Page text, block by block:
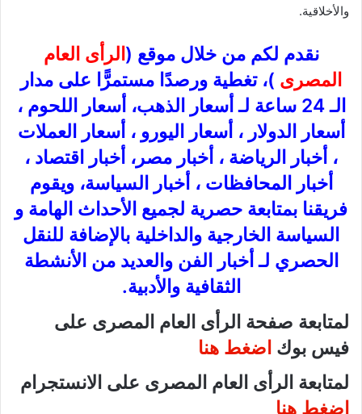
والأخلاقية.
نقدم لكم من خلال موقع ( الرأى العام
المصرى )، تغطية ورصدًا مستمرًّا على مدار
الـ 24 ساعة لـ أسعار الذهب، أسعار اللحوم ،
أسعار الدولار ، أسعار اليورو ، أسعار العملات
، أخبار الرياضة ، أخبار مصر، أخبار اقتصاد ،
أخبار المحافظات ، أخبار السياسة، ويقوم
فريقنا بمتابعة حصرية لجميع الأحداث الهامة و
السياسة الخارجية والداخلية بالإضافة للنقل
الحصري لـ أخبار الفن والعديد من الأنشطة
الثقافية والأدبية.
لمتابعة صفحة الرأى العام المصرى على
فيس بوك اضغط هنا
لمتابعة الرأى العام المصرى على الانستجرام
اضغط هنا